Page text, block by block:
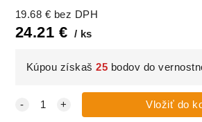
19.68 € bez DPH
24.21 € ks
Kúpou získaš25 bodov do